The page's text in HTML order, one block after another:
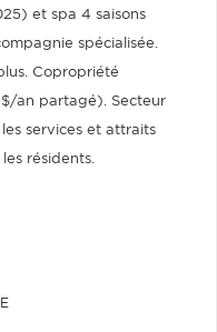
et spa 4 saisons
spécialisée.
Copropriété
an partagé). Secteur
services et attraits
résidents.